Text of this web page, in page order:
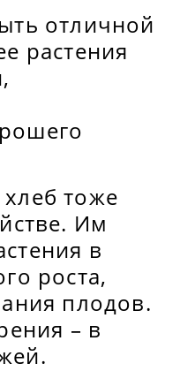
отличной
растения
тоже
Им
в
роста,
плодов.
– в